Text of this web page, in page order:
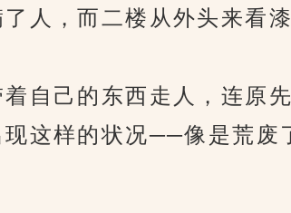
，而二楼从外头来看
己的东西走人，连原先
这样的状况──像是荒废